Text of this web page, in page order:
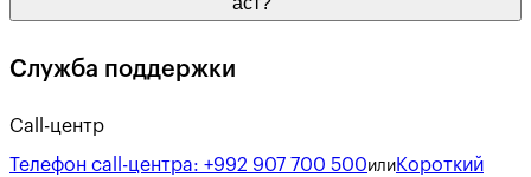
Служба поддержки
Call-центр
Телефон call-центра: +992 907 700 500или Короткий